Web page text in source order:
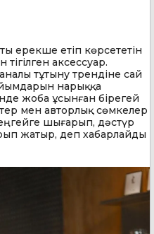
ерекше етіп көрсететін
аксессуар.
тұтыну трендіне сай
нарыққа
жоба ұсынған бірегей
мен авторлық сөмкелер
шығарып, дәстүр
жатыр, деп хабарлайды